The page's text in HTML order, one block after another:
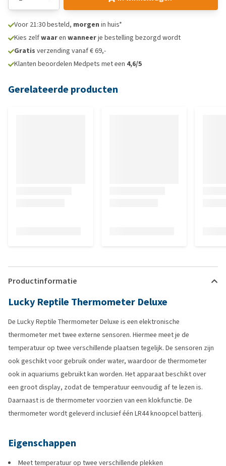
Voor 21:30 besteld, morgen in huis*
Kies zelfwaaren wanneerje bestelling bezorgd wordt
Gratis verzending vanaf € 69,-
Klanten beoordelen Medpets met een 4,6/5
Gerelateerde producten
Productinformatie
Lucky Reptile Thermometer Deluxe
De Lucky Reptile Thermometer Deluxe is een elektronische
thermometer met twee externe sensoren. Hiermee meet je de
temperatuur op twee verschillende plaatsen tegelijk. De sensoren zijn
ook geschikt voor gebruik onder water, waardoor de thermometer
ook in aquariums gebruikt kan worden. Het apparaat beschikt over
een groot display, zodat de temperatuur eenvoudig af te lezen is.
Daarnaast is de thermometer voorzien van een klokfunctie. De
thermometer wordt geleverd inclusief één LR44 knoopcel batterij.
Eigenschappen
Meet temperatuur op twee verschillende plekken